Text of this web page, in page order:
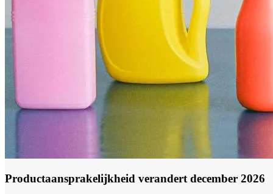
Productaansprakelijkheid verandert december 2026